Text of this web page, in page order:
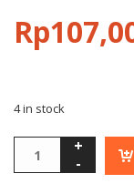
Rp
4 in stock